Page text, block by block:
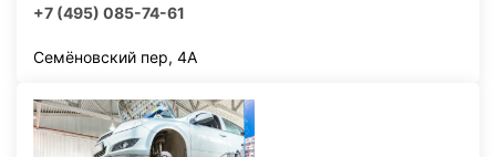
+7 (495) 085-74-61
Семёновский пер, 4А